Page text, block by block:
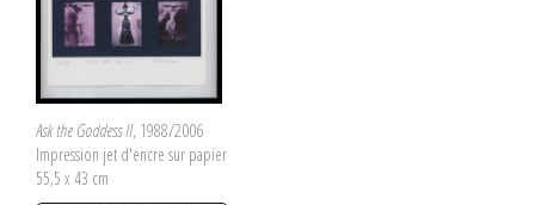
Ask the Goddess II, 1988/2006
Impression jet d'encre sur papier
55,5 x 43 cm